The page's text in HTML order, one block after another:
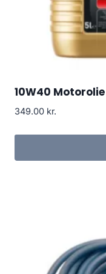
10W40
349.00 kr.